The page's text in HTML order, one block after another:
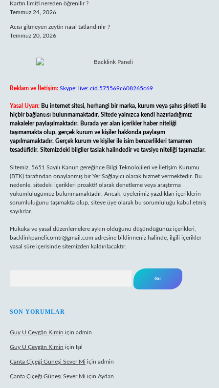
Kartın limiti nereden öğrenilir ?
Temmuz 24, 2026
Acısı gitmeyen zeytin nasıl tatlandırılır ?
Temmuz 20, 2026
Reklam ve İletişim: Skype: live:.cid.575569c608265c69
Yasal Uyarı: Bu internet sitesi, herhangi bir marka, kurum veya şahıs şirketi ile
hiçbir bağlantısı bulunmamaktadır. Sitede yalnızca kendi hazırladığımız
makaleler paylaşılmaktadır. Burada yer alan içerikler haber niteliği
taşımamakta olup, gerçek kurum ve kişiler hakkında paylaşım
yapılmamaktadır. Gerçek kurum ve kişiler ile isim benzerlikleri tamamen
tesadüfidir. Sitemizdeki bilgiler taslak halindedir ve tavsiye niteliği taşımazlar.
Sitemiz, 5651 Sayılı Kanun gereğince Bilgi Teknolojileri ve İletişim Kurumu
(BTK) tarafından onaylanmış bir Yer Sağlayıcı olarak hizmet vermektedir. Bu
nedenle, sitedeki içerikleri proaktif olarak denetleme veya araştırma
yükümlülüğümüz bulunmamaktadır. Ancak, üyelerimiz yazdıkları içeriklerin
sorumluluğunu taşımakta olup, siteye üye olarak bu sorumluluğu kabul etmiş
sayılırlar.
Hukuka ve yasal düzenlemelere aykırı olduğunu düşündüğünüz içerikleri,
backlinkpanelicomtr@gmail.com adresine bildirmeniz halinde, ilgili içerikler
yasal süre içerisinde sitemizden kaldırılacaktır.
SON YORUMLAR
Guy U Çevgân Kimin için admin
Guy U Çevgân Kimin için Işıl
Çanta Çiçeği Güneşi Sever Mi için admin
Çanta Çiçeği Güneşi Sever Mi için Aydan